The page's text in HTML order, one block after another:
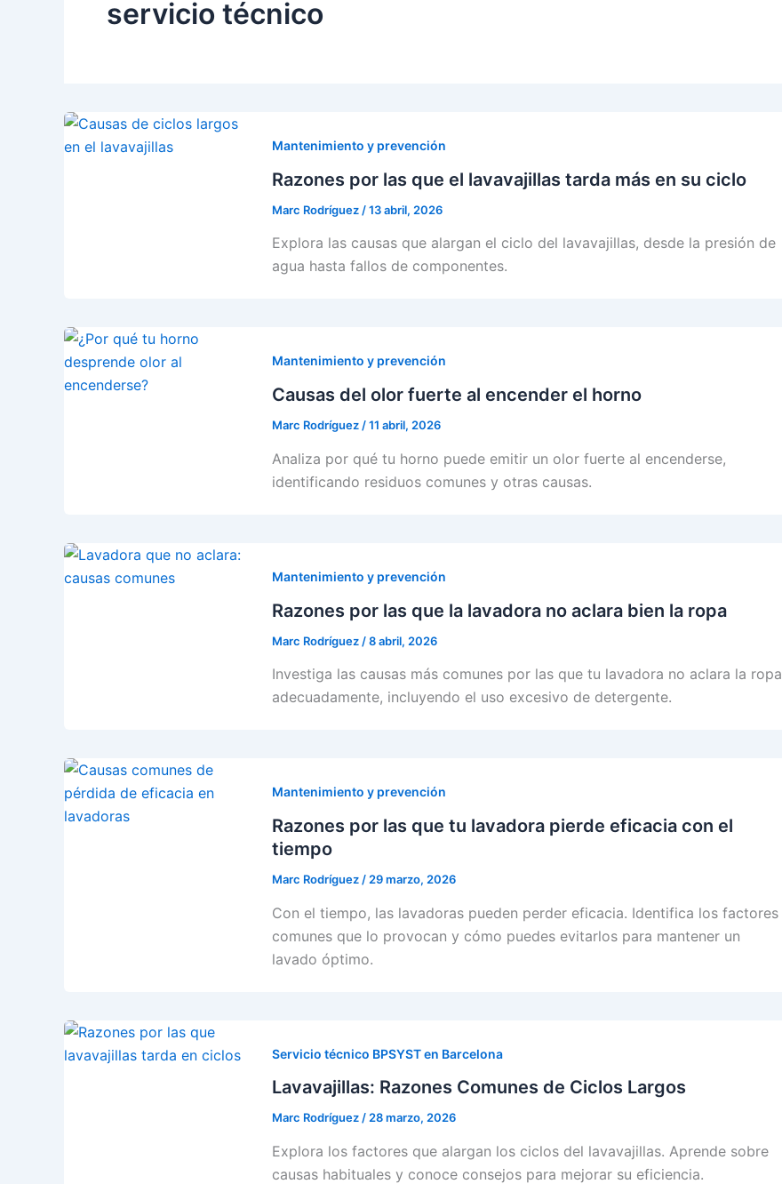
servicio técnico
Mantenimiento y prevención
Razones por las que el lavavajillas tarda más en su ciclo
Marc Rodríguez /13 abril, 2026
Explora las causas que alargan el ciclo del lavavajillas, desde la presión de
agua hasta fallos de componentes.
Mantenimiento y prevención
Causas del olor fuerte al encender el horno
Marc Rodríguez /11 abril, 2026
Analiza por qué tu horno puede emitir un olor fuerte al encenderse,
identificando residuos comunes y otras causas.
Mantenimiento y prevención
Razones por las que la lavadora no aclara bien la ropa
Marc Rodríguez /8 abril, 2026
Investiga las causas más comunes por las que tu lavadora no aclara la ropa
adecuadamente, incluyendo el uso excesivo de detergente.
Mantenimiento y prevención
Razones por las que tu lavadora pierde eficacia con el
tiempo
Marc Rodríguez / 29 marzo, 2026
Con el tiempo, las lavadoras pueden perder eficacia. Identifica los factores
comunes que lo provocan y cómo puedes evitarlos para mantener un
lavado óptimo.
Servicio técnico BPSYST en Barcelona
Lavavajillas: Razones Comunes de Ciclos Largos
Marc Rodríguez/28 marzo, 2026
Explora los factores que alargan los ciclos del lavavajillas. Aprende sobre
causas habituales y conoce consejos para mejorar su eficiencia.